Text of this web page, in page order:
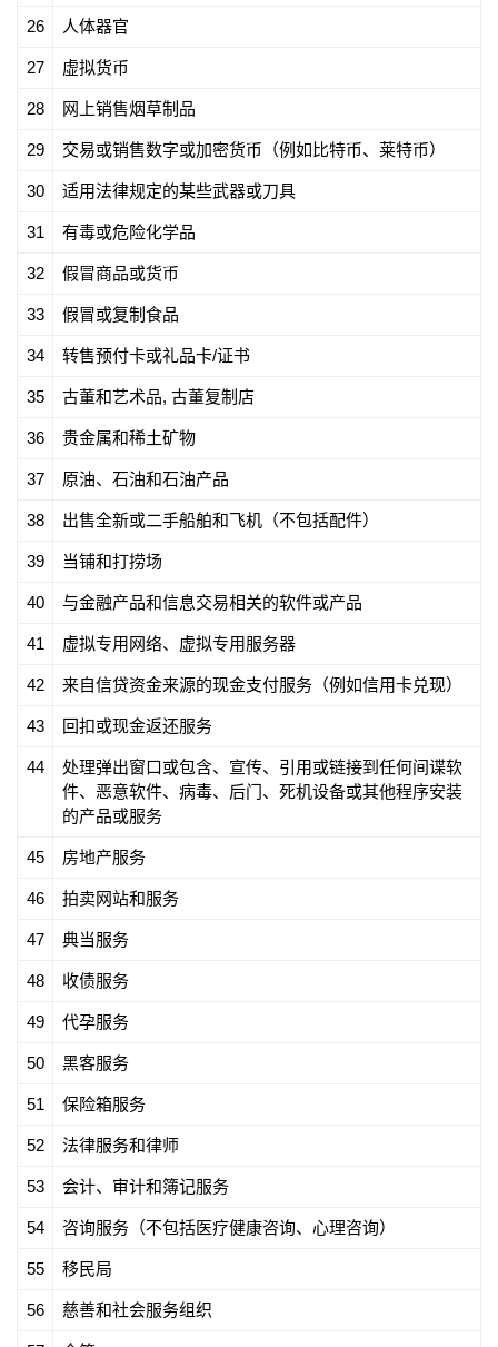
26 人体器官
27 虚拟货币
28 网上销售烟草制品
29 交易或销售数字或加密货币（例如比特币、莱特币）
30 适用法律规定的某些武器或刀具
31 有毒或危险化学品
32 假冒商品或货币
33 假冒或复制食品
34 转售预付卡或礼品卡/证书
35 古董和艺术品, 古董复制店
36 贵金属和稀土矿物
37 原油、石油和石油产品
38 出售全新或二手船舶和飞机（不包括配件）
39 当铺和打捞场
40 与金融产品和信息交易相关的软件或产品
41 虚拟专用网络、虚拟专用服务器
42 来自信贷资金来源的现金支付服务（例如信用卡兑现）
43 回扣或现金返还服务
44
处理弹出窗口或包含、宣传、引用或链接到任何间谍软
件、恶意软件、病毒、后门、死机设备或其他程序安装
的产品或服务
45 房地产服务
46 拍卖网站和服务
47 典当服务
48 收债服务
49 代孕服务
50 黑客服务
51 保险箱服务
52 法律服务和律师
53 会计、审计和簿记服务
54 咨询服务（不包括医疗健康咨询、心理咨询）
55 移民局
56 慈善和社会服务组织